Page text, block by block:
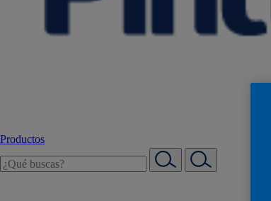
Productos